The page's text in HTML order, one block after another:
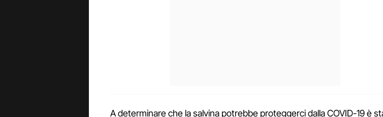
A determinare che la salvina potrebbe proteggerci dalla COVID-19 è